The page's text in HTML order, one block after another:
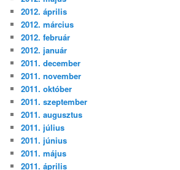
2012. április
2012. március
2012. február
2012. január
2011. december
2011. november
2011. október
2011. szeptember
2011. augusztus
2011. július
2011. június
2011. május
2011. április